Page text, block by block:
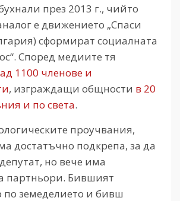
през 2013 г., чийто
е движението „Спаси
сформират социалната
Според медиите тя
1100 членове и
, изграждащи общности в 20
и по света.
проучвания,
достатъчно подкрепа, за да
но вече има
партньори. Бившият
по земеделието и бивш